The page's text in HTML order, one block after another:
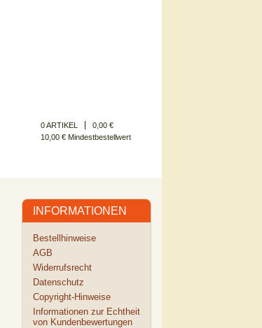
0 ARTIKEL
0,00 €
10,00 € Mindestbestellwert
INFORMATIONEN
Bestellhinweise
AGB
Widerrufsrecht
Datenschutz
Copyright-Hinweise
Informationen zur Echtheit
von Kundenbewertungen